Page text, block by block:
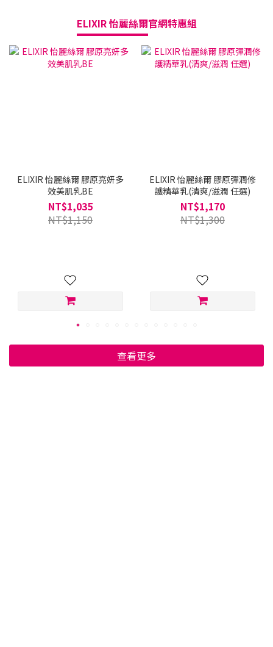
ELIXIR 怡麗絲爾官網特惠組
ELIXIR 怡麗絲爾 膠原亮妍多
效美肌乳BE
NT$1,035
NT$1,150
ELIXIR 怡麗絲爾 膠原彈潤修
護精華乳(清爽/滋潤 任選)
NT$1,170
NT$1,300
查看更多